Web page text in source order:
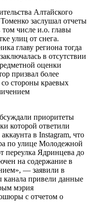
Алтайского
заслушал отчеты
числе и.о. главы
улиц от снега.
главу региона тогда
в отсутствии
оценки
призвал более
стороны краевых
приоритеты
которой ответили
в Instagram, что
по улице Молодежной
переулка Ядринцева до
на содержание в
— заявили в
привели данные
мэрия
с отчетом о